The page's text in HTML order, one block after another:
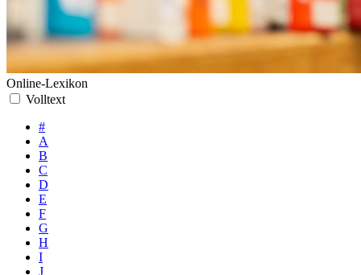
Online-Lexikon
Volltext
#
A
B
C
D
E
F
G
H
I
J